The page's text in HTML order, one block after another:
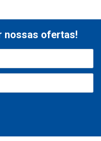
nossas ofertas!